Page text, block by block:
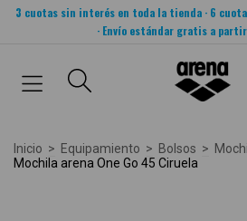
3 cuotas sin interés en toda la tienda · 6
· Envío estándar gratis a
Inicio > Equipamiento > Bolsos >
Mochila arena One Go 45 Ciruela